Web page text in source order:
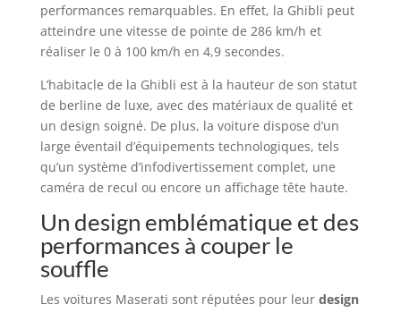
performances remarquables. En effet, la Ghibli peut
atteindre une vitesse de pointe de 286 km/h et
réaliser le 0 à 100 km/h en 4,9 secondes.
L’habitacle de la Ghibli est à la hauteur de son statut
de berline de luxe, avec des matériaux de qualité et
un design soigné. De plus, la voiture dispose d’un
large éventail d’équipements technologiques, tels
qu’un système d’infodivertissement complet, une
caméra de recul ou encore un affichage tête haute.
Un design emblématique et des
performances à couper le
souffle
Les voitures Maserati sont réputées pour leur design